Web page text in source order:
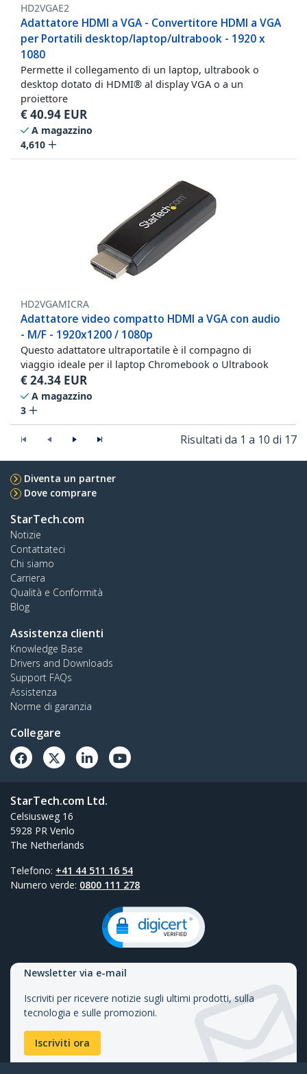
HD2VGAE2
Adattatore HDMI a VGA - Convertitore HDMI a VGA
per Portatili desktop/laptop/ultrabook - 1920 x
1080
Permette il collegamento di un laptop, ultrabook o
desktop dotato di HDMI® al display VGA o a un
proiettore
€40.94 EUR
A magazzino
4,610
HD2VGAMICRA
Adattatore video compatto HDMI a VGA con audio
- M/F - 1920x1200 / 1080p
Questo adattatore ultraportatile è il compagno di
viaggio ideale per il laptop Chromebook o Ultrabook
€24.34 EUR
A magazzino
3
Risultati da 1 a 10 di 17
Diventa un partner
Dove comprare
StarTech.com
Notizie
Contattateci
Chi siamo
Carriera
Qualità e Conformità
Blog
Assistenza clienti
Knowledge Base
Drivers and Downloads
Support FAQs
Assistenza
Norme di garanzia
Collegare
StarTech.com Ltd.
Celsiusweg 16
5928 PR Venlo
The Netherlands
Telefono: +41 44 511 16 54
Numero verde: 0800 111 278
Newsletter via e-mail
Iscriviti per ricevere notizie sugli ultimi prodotti, sulla
tecnologia e sulle promozioni.
Iscriviti ora